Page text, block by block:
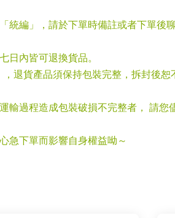
編」，請於下單時備註或者下單後聊
日內皆可退換貨品。
退貨產品須保持包裝完整，拆封後恕
過程造成包裝破損不完整者， 請您
急下單而影響自身權益呦～